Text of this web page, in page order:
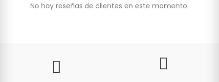
No hay reseñas de clientes en este momento.